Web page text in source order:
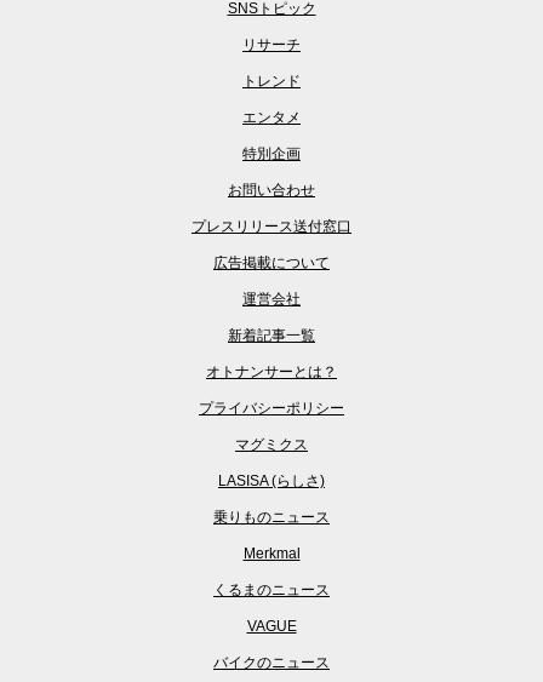
SNSトピック
リサーチ
トレンド
エンタメ
特別企画
お問い合わせ
プレスリリース送付窓口
広告掲載について
運営会社
新着記事一覧
オトナンサーとは？
プライバシーポリシー
マグミクス
LASISA (らしさ)
乗りものニュース
Merkmal
くるまのニュース
VAGUE
バイクのニュース